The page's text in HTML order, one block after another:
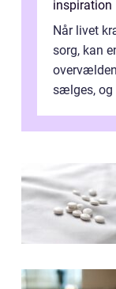
inspiration
Når livet
sorg, kan
sælges, og